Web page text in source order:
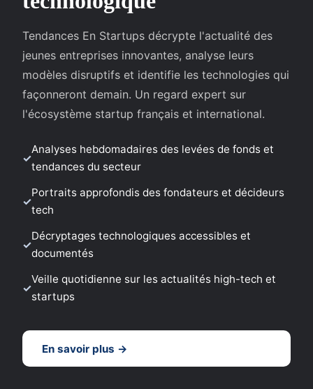
Tendances En Startups décrypte l'actualité des
jeunes entreprises innovantes, analyse leurs
modèles disruptifs et identifie les technologies qui
façonneront demain. Un regard expert sur
l'écosystème startup français et international.
Analyses hebdomadaires des levées de fonds et
tendances du secteur
Portraits approfondis des fondateurs et décideurs
tech
Décryptages technologiques accessibles et
documentés
Veille quotidienne sur les actualités high-tech et
startups
En savoir plus →